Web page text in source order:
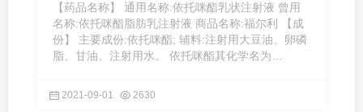
【药品名称】 通用名称:依托咪酯乳状注射液 曾用
名称:依托咪酯脂肪乳注射液 商品名称:福尔利 【成
份】 主要成份:依托咪酯; 辅料:注射用大豆油、卵磷
脂、甘油、注射用水。 依托咪酯其化学名为
2021-09-01 2630